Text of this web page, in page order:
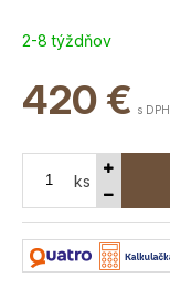
2-8 týždňov
420 € s DPH
ks